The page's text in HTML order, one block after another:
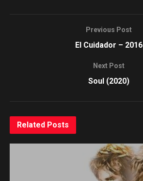
Previous Post
El Cuidador – 2016
Next Post
Soul (2020)
Related Posts